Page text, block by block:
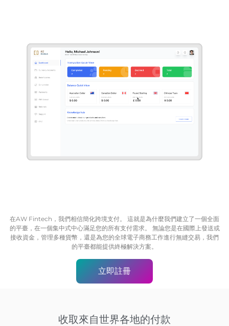
在AW Fintech，我們相信簡化跨境支付。 這就是為什麼我們建立了一個全面
的平臺，在一個集中式中心滿足您的所有支付需求。 無論您是在國際上發送或
接收資金，管理多種貨幣，還是為您的全球電子商務工作進行無縫交易，我們
的平臺都能提供終極解決方案。
立即註冊
收取來自世界各地的付款